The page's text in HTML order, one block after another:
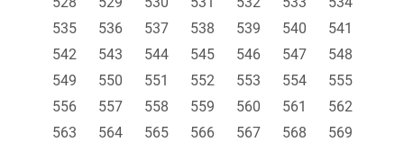
535
536 537 538 539 540
541
542
543 544 545 546 547
548
549
550 551 552 553 554
555
556
557 558 559 560 561
562
563
564 565 566 567 568
569